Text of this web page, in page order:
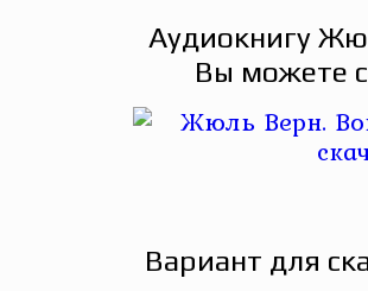
Аудиокнигу
Вы можете
Вариант для